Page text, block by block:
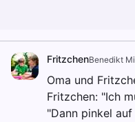
FritzchenBenedikt
Oma und
Fritzchen: "Ich
"Dann pinkel